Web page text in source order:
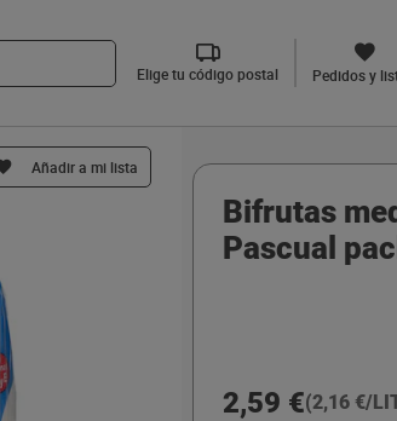
Elige tu código postal Pedidos y
Añadir a mi lista
Bifrutas
Pascual
2,59 €(2,16 €/